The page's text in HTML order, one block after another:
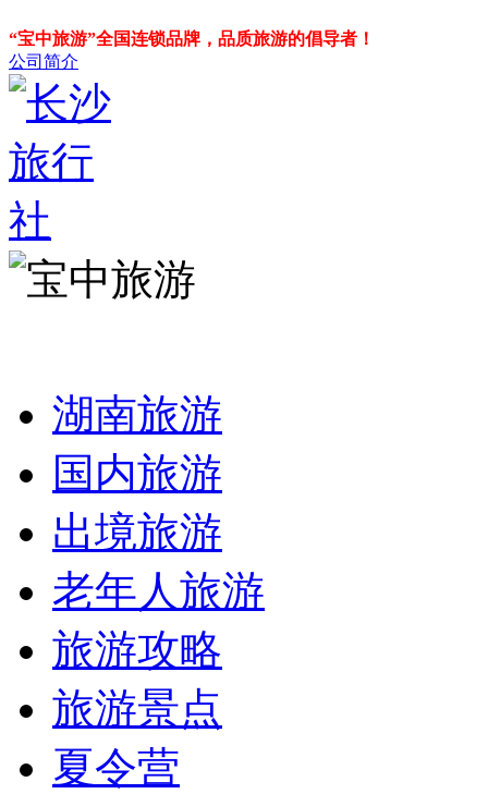
“宝中旅游”全国连锁品牌，品质旅游的倡导者！
公司简介
湖南旅游
国内旅游
出境旅游
老年人旅游
旅游攻略
旅游景点
夏令营